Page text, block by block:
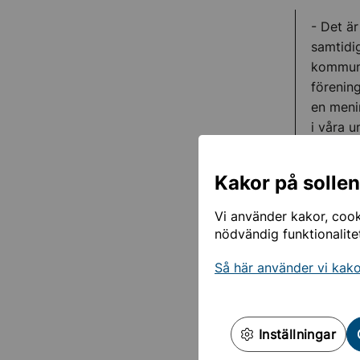
Kakor på
Vi använder kakor,
nödvändig
Så här använder vi
Inställningar
- Det
en
i våra
Bland
Ännu
I år